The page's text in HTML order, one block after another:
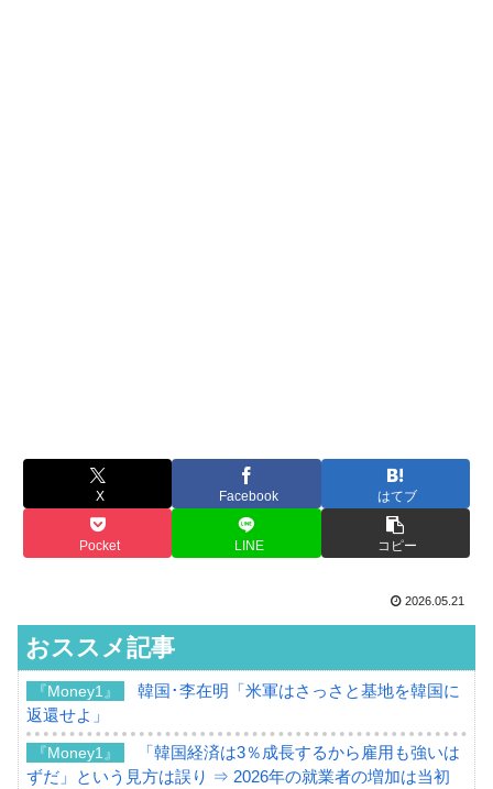
X Facebook はてブ
Pocket LINE コピー
2026.05.21
おススメ記事
『Money1』
韓国･李在明「米軍はさっさと基地を韓国に
返還せよ」
『Money1』
「韓国経済は3％成長するから雇用も強いは
ずだ」という見方は誤り ⇒ 2026年の就業者の増加は当初